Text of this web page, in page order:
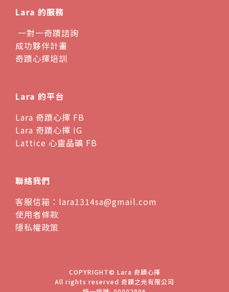
Lara 的服務
一對一奇蹟諮詢
成功夥伴計畫
奇蹟心擇培訓
Lara 的平台
Lara 奇蹟心擇 FB
Lara 奇蹟心擇 IG
Lattice 心靈晶礦 FB
聯絡我們
客服信箱：lara1314sa@gmail.com
使用者條款
隱私權政策